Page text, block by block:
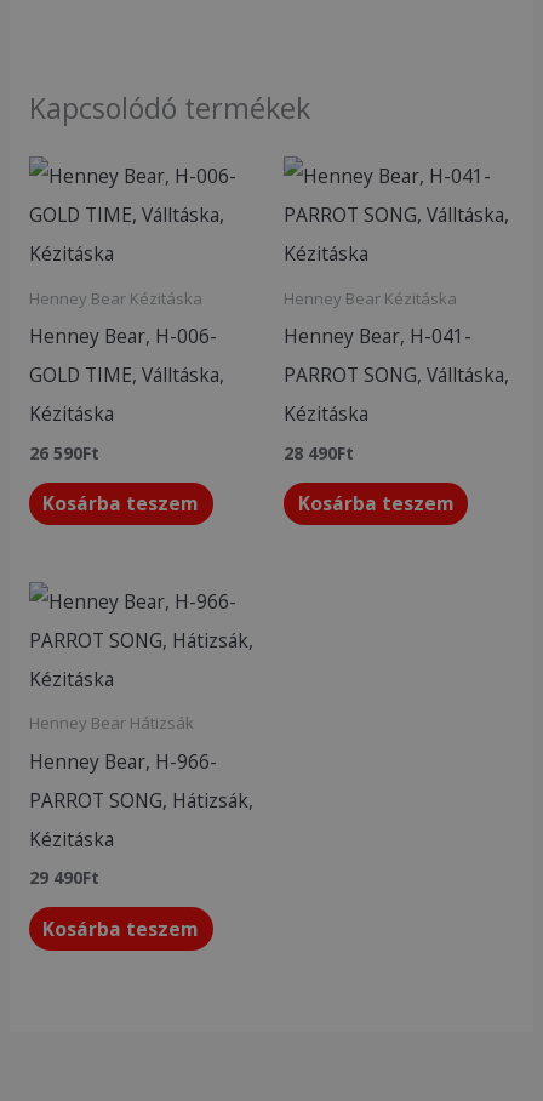
Kapcsolódó termékek
Henney Bear Kézitáska
Henney Bear, H-006-
GOLD TIME, Válltáska,
Kézitáska
26 590Ft
Kosárba teszem
Henney Bear Kézitáska
Henney Bear, H-041-
PARROT SONG, Válltáska,
Kézitáska
28 490Ft
Kosárba teszem
Henney Bear Hátizsák
Henney Bear, H-966-
PARROT SONG, Hátizsák,
Kézitáska
29 490Ft
Kosárba teszem